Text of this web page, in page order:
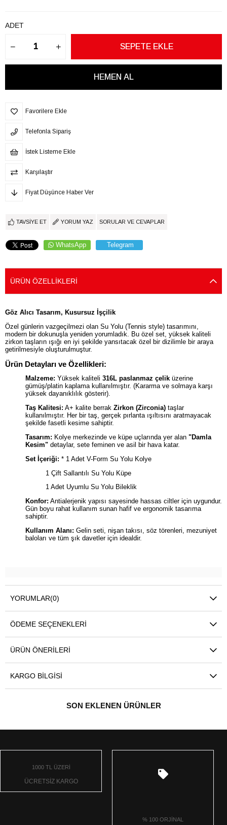
ADET
Favorilere Ekle
Telefonla Sipariş
İstek Listeme Ekle
Karşılaştır
Fiyat Düşünce Haber Ver
TAVSIYE ET YORUM YAZ SORULAR VE CEVAPLAR
WhatsApp Telegram
ÜRÜN ÖZELLIKLERI
Göz Alıcı Tasarım, Kusursuz İşçilik
Özel günlerin vazgeçilmezi olan Su Yolu (Tennis style) tasarımını,
modern bir dokunuşla yeniden yorumladık. Bu özel set, yüksek kaliteli
zirkon taşların ışığı en iyi şekilde yansıtacak özel bir dizilimle bir araya
getirilmesiyle oluşturulmuştur.
Ürün Detayları ve Özellikleri:
Malzeme: Yüksek kaliteli 316L paslanmaz çelik üzerine
gümüş/platin kaplama kullanılmıştır. (Kararma ve solmaya karşı
yüksek dayanıklılık gösterir).
Taş Kalitesi: A+ kalite berrak Zirkon (Zirconia) taşlar
kullanılmıştır. Her bir taş, gerçek pırlanta ışıltısını aratmayacak
şekilde fasetli kesime sahiptir.
Tasarım: Kolye merkezinde ve küpe uçlarında yer alan "Damla
Kesim" detaylar, sete feminen ve asil bir hava katar.
Set İçeriği: * 1 Adet V-Form Su Yolu Kolye
1 Çift Sallantılı Su Yolu Küpe
1 Adet Uyumlu Su Yolu Bileklik
Konfor: Antialerjenik yapısı sayesinde hassas ciltler için uygundur.
Gün boyu rahat kullanım sunan hafif ve ergonomik tasarıma
sahiptir.
Kullanım Alanı: Gelin seti, nişan takısı, söz törenleri, mezuniyet
baloları ve tüm şık davetler için idealdir.
YORUMLAR(0)
ÖDEME SEÇENEKLERI
ÜRÜN ÖNERILERI
KARGO BILGISI
SON EKLENEN ÜRÜNLER
1000 TL ÜZERİ
ÜCRETSİZ KARGO
% 100 ORJİNAL